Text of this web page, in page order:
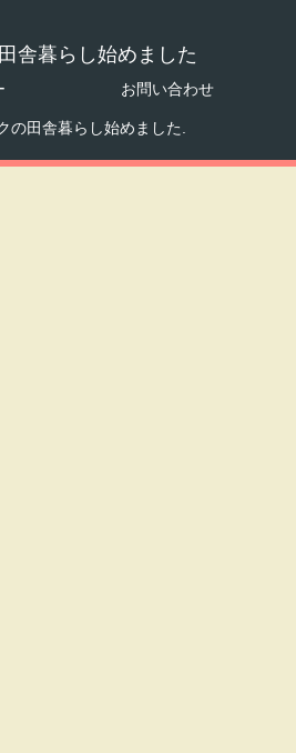
舎暮らし始めました
お問い合わせ
の田舎暮らし始めました.